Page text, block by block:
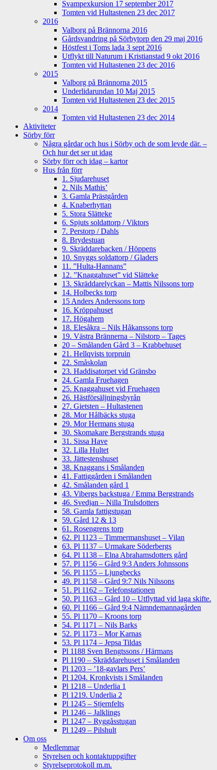
Svampexkursion 17 september 2017
Tomten vid Hultastenen 23 dec 2017
2016
Valborg på Brännorna 2016
Gårdsvandring på Sörbytorp den 29 maj 2016
Höstfest i Toms lada 3 sept 2016
Utflykt till Naturum i Kristianstad 9 okt 2016
Tomten vid Hultastenen 23 dec 2016
2015
Valborg på Brännorna 2015
Underlidarundan 10 Maj 2015
Tomten vid Hultastenen 23 dec 2015
2014
Tomten vid Hultastenen 23 dec 2014
Aktiviteter
Sörby förr
Några gårdar och hus i Sörby och de som levde där. –
Och hur det ser ut idag
Sörby förr och idag – kartor
Hus från förr
1. Sjudarehuset
2. Nils Mathis’
3. Gamla Prästgården
4. Knaberhyttan
5. Stora Slätteke
6. Spjuts soldattorp / Viktors
7. Perstorp / Dahls
8. Brydestuan
9. Skräddarebacken / Höppens
10. Snyggs soldattorp / Gladers
11. ”Hulta-Hannans”
12. ”Knaggahuset” vid Slätteke
13. Skräddarelyckan – Mattis Nilssons torp
14. Holbecks torp
15 Anders Anderssons torp
16. Kröppahuset
17. Högahem
18. Elesåkra – Nils Håkanssons torp
19. Västra Brännerna – Nilstorp – Tages
20 – Smålanden Gård 3 – Krabbehuset
21. Hellqvists torpruin
22. Småskolan
23. Haddisatorpet vid Gränsbo
24. Gamla Fruehagen
25. Knaggahuset vid Fruehagen
26. Hästförsäljningsbyrån
27. Gietsten – Hultastenen
28. Mor Hålbäcks stuga
29. Mor Hermans stuga
30. Skomakare Bergstrands stuga
31. Sissa Have
32. Lilla Hultet
33. Jättestenshuset
38. Knaggans i Smålanden
41. Fattiggården i Smålanden
42. Smålanden gård 1
43. Vibergs backstuga / Emma Bergstrands
46. Svedjan – Nilla Trulsdotters
58. Gamla fattigstugan
59. Gård 12 & 13
61. Rosengrens torp
62. Pl 1123 – Timmermanshuset – Vilan
63. Pl 1137 – Urmakare Söderbergs
64. Pl 1138 – Elna Abrahamsdotters gård
57. Pl 1156 – Gård 9:3 Anders Johnssons
56. Pl 1155 – Ljungbecks
49. Pl 1158 – Gård 9:7 Nils Nilssons
51. Pl 1162 – Telefonstationen
50. Pl 1163 – Gård 10 – Utflyttad vid laga skifte.
60. Pl 1166 – Gård 9:4 Nämndemannagården
55. Pl 1170 – Kroons torp
54. Pl 1171 – Nils Barks
52. Pl 1173 – Mor Karnas
53. Pl 1174 – Jepsa Tildas
Pl 1188 Sven Bengtssons / Härmans
Pl 1190 – Skräddarehuset i Smålanden
Pl 1203 – ’18-gavlars Pers’
Pl 1204. Kronkvists i Smålanden
Pl 1218 – Underlia 1
Pl 1219. Underlia 2
Pl 1245 – Stjernfelts
Pl 1246 – Jalklings
Pl 1247 – Ryggåsstugan
Pl 1249 – Pilshult
Om oss
Medlemmar
Styrelsen och kontaktuppgifter
Styrelseprotokoll m.m.